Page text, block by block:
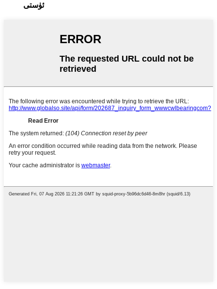
ئۈستى